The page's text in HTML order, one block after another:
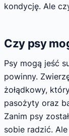
kondycję. Ale
Czy psy
Psy mogą jeść
powinny.
żołądkowy,
pasożyty oraz
Zanim psy
sobie radzić.